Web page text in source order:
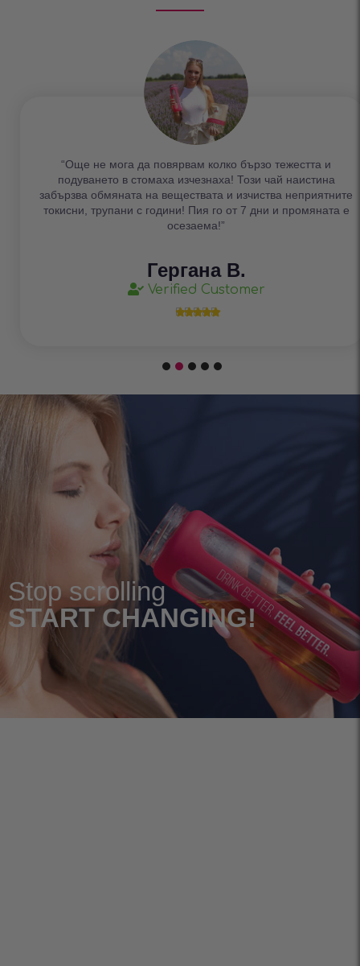
“Още не мога да повярвам колко бързо тежестта и
подуването в стомаха изчезнаха! Този чай наистина
забързва обмяната на веществата и изчиства неприятните
токисни, трупани с години! Пия го от 7 дни и промяната е
осезаема!”
Гергана В.
Verified Customer
    
Stop scrolling
START CHANGING!